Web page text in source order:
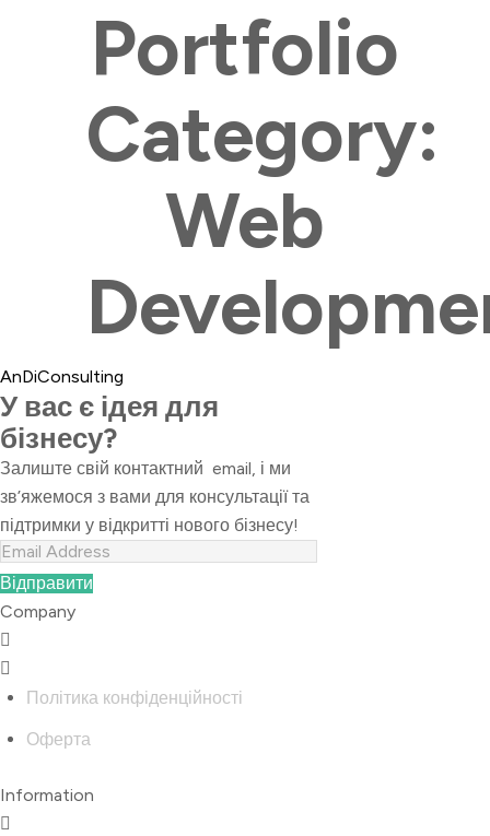
Portfolio
Category:
Web
AnDiConsulting
У вас є ідея для
бізнесу?
Залиште свій контактний email, і ми
зв’яжемося з вами для консультації та
підтримки у відкритті нового бізнесу!
Відправити
Company
Політика конфіденційності
Оферта
Information